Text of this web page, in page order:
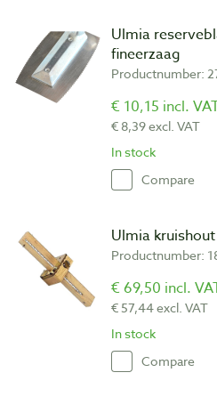
Ulmia
fineerzaag
Productnumber:
€ 10,15 incl.
€ 8,39 excl. VAT
In stock
Compare
Ulmia
Productnumber:
€ 69,50 incl.
€ 57,44 excl. VAT
In stock
Compare